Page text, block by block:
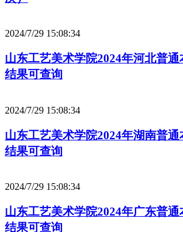
2024/7/29 15:08:34
山东工艺美术学院2024年河北普
结果可查询
2024/7/29 15:08:34
山东工艺美术学院2024年湖南普
结果可查询
2024/7/29 15:08:34
山东工艺美术学院2024年广东普
结果可查询